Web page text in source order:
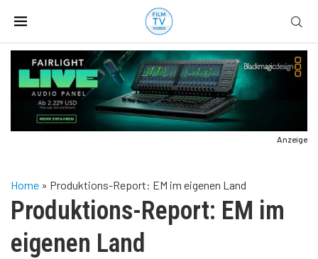
Anzeige
Home » Produktions-Report: EM im eigenen Land
Produktions-Report: EM im
eigenen Land